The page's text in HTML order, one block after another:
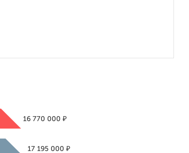
16 770 000 ₽
17 195 000₽